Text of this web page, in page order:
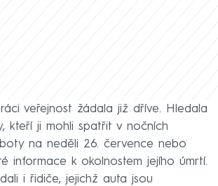
veřejnost žádala již dříve. Hledala
kteří ji mohli spatřit v nočních
na neděli 26. července nebo
informace k okolnostem jejího úmrtí.
i řidiče, jejichž auta jsou